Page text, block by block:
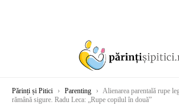
Părinți și Pitici › Parenting › Alienarea parentală rupe
rămână sigure. Radu Leca: „Rupe copilul în două”